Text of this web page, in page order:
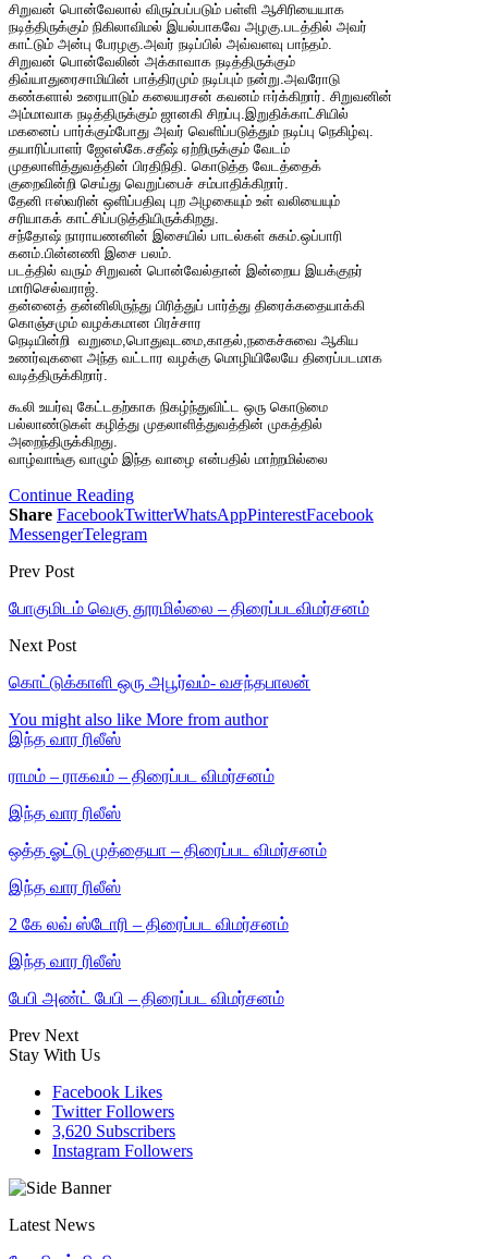
சிறுவன் பொன்வேலால் விரும்பப்படும் பள்ளி ஆசிரியையாக
நடித்திருக்கும் நிகிலாவிமல் இயல்பாகவே அழகு.படத்தில் அவர்
காட்டும் அன்பு பேரழகு.அவர் நடிப்பில் அவ்வளவு பாந்தம்.
சிறுவன் பொன்வேலின் அக்காவாக நடித்திருக்கும்
திவ்யாதுரைசாமியின் பாத்திரமும் நடிப்பும் நன்று.அவரோடு
கண்களால் உரையாடும் கலையரசன் கவனம் ஈர்க்கிறார். சிறுவனின்
அம்மாவாக நடித்திருக்கும் ஜானகி சிறப்பு.இறுதிக்காட்சியில்
மகனைப் பார்க்கும்போது அவர் வெளிப்படுத்தும் நடிப்பு நெகிழ்வு.
தயாரிப்பாளர் ஜேஎஸ்கே.சதீஷ் ஏற்றிருக்கும் வேடம்
முதலாளித்துவத்தின் பிரதிநிதி. கொடுத்த வேடத்தைக்
குறைவின்றி செய்து வெறுப்பைச் சம்பாதிக்கிறார்.
தேனி ஈஸ்வரின் ஒளிப்பதிவு புற அழகையும் உள் வலியையும்
சரியாகக் காட்சிப்படுத்தியிருக்கிறது.
சந்தோஷ் நாராயணனின் இசையில் பாடல்கள் சுகம்.ஒப்பாரி
கனம்.பின்னணி இசை பலம்.
படத்தில் வரும் சிறுவன் பொன்வேல்தான் இன்றைய இயக்குநர்
மாரிசெல்வராஜ்.
தன்னைத் தன்னிலிருந்து பிரித்துப் பார்த்து திரைக்கதையாக்கி
கொஞ்சமும் வழக்கமான பிரச்சார
நெடியின்றி வறுமை,பொதுவுடமை,காதல்,நகைச்சுவை ஆகிய
உணர்வுகளை அந்த வட்டார வழக்கு மொழியிலேயே திரைப்படமாக
வடித்திருக்கிறார்.
கூலி உயர்வு கேட்டதற்காக நிகழ்ந்துவிட்ட ஒரு கொடுமை
பல்லாண்டுகள் கழித்து முதலாளித்துவத்தின் முகத்தில்
அறைந்திருக்கிறது.
வாழ்வாங்கு வாழும் இந்த வாழை என்பதில் மாற்றமில்லை
Continue Reading
Share FacebookTwitterWhatsAppPinterestFacebook
MessengerTelegram
Prev Post
போகுமிடம் வெகு தூரமில்லை – திரைப்படவிமர்சனம்
Next Post
கொட்டுக்காளி ஒரு அபூர்வம்- வசந்தபாலன்
You might also like More from author
இந்த வார ரிலீஸ்
ராமம் – ராகவம் – திரைப்பட விமர்சனம்
இந்த வார ரிலீஸ்
ஒத்த ஓட்டு முத்தையா – திரைப்பட விமர்சனம்
இந்த வார ரிலீஸ்
2 கே லவ் ஸ்டோரி – திரைப்பட விமர்சனம்
இந்த வார ரிலீஸ்
பேபி அண்ட் பேபி – திரைப்பட விமர்சனம்
Prev Next
Stay With Us
Facebook Likes
Twitter Followers
3,620 Subscribers
Instagram Followers
Latest News